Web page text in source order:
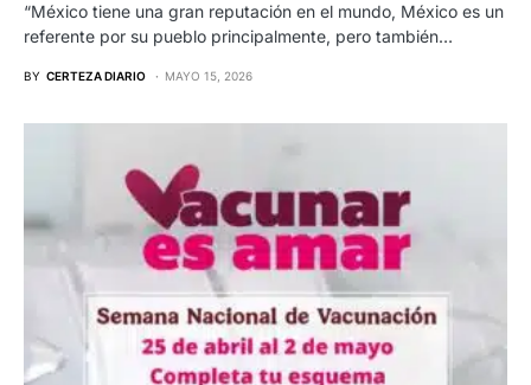
“México tiene una gran reputación en el mundo, México es un
referente por su pueblo principalmente, pero también…
BY CERTEZA DIARIO MAYO 15, 2026